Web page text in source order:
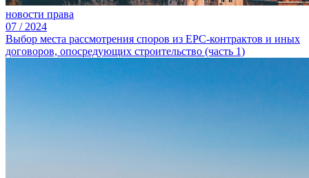
новости права
07 / 2024
Выбор места рассмотрения споров из ЕРС-контрактов и иных
договоров, опосредующих строительство (часть 1)